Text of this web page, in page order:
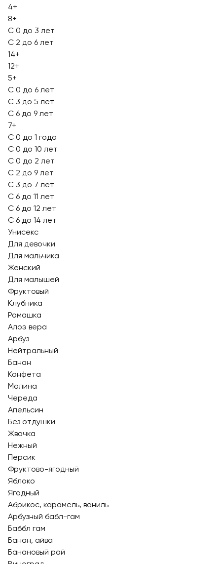
4+
8+
С 0 до 3 лет
С 2 до 6 лет
14+
12+
5+
С 0 до 6 лет
С 3 до 5 лет
С 6 до 9 лет
7+
С 0 до 1 года
С 0 до 10 лет
С 0 до 2 лет
С 2 до 9 лет
С 3 до 7 лет
С 6 до 11 лет
С 6 до 12 лет
С 6 до 14 лет
Унисекс
Для девочки
Для мальчика
Женский
Для малышей
Фруктовый
Клубника
Ромашка
Алоэ вера
Арбуз
Нейтральный
Банан
Конфета
Малина
Череда
Апельсин
Без отдушки
Жвачка
Нежный
Персик
Фруктово-ягодный
Яблоко
Ягодный
Абрикос, карамель, ваниль
Арбузный бабл-гам
Баббл гам
Банан, айва
Банановый рай